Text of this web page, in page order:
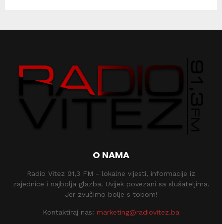
O NAMA
Radio Vitez 91,3 FM - lokalne vijesti, informacije iz
zajednice i najbolja glazba. Uvijek povezani sa slušateljima.
Jer zvučimo bolje s tobom!
Kontaktiraj nas: marketing@radiovitez.ba